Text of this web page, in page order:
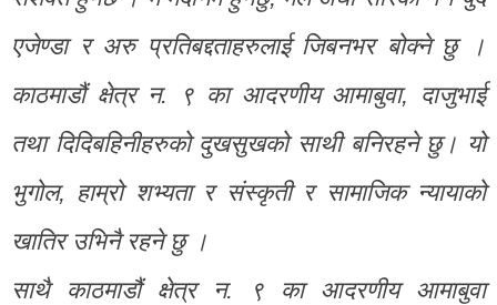
एजेण्डा र अरु प्रतिबद्दताहरुलाई जिबनभर बोक्ने छु ।
काठमाडौं क्षेत्र न. ९ का आदरणीय आमाबुवा, दाजुभाई
तथा दिदिबहिनीहरुको दुखसुखको साथी बनिरहने छु। यो
भुगोल, हाम्रो शभ्यता र संस्कृती र सामाजिक न्यायाको
खातिर उभिनै रहने छु ।
साथै काठमाडौं क्षेत्र न. ९ का आदरणीय आमाबुवा